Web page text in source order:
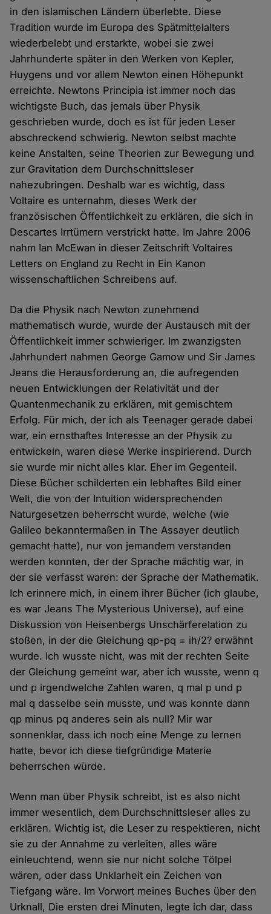
in den islamischen Ländern überlebte. Diese
Tradition wurde im Europa des Spätmittelalters
wiederbelebt und erstarkte, wobei sie zwei
Jahrhunderte später in den Werken von Kepler,
Huygens und vor allem Newton einen Höhepunkt
erreichte. Newtons Principia ist immer noch das
wichtigste Buch, das jemals über Physik
geschrieben wurde, doch es ist für jeden Leser
abschreckend schwierig. Newton selbst machte
keine Anstalten, seine Theorien zur Bewegung und
zur Gravitation dem Durchschnittsleser
nahezubringen. Deshalb war es wichtig, dass
Voltaire es unternahm, dieses Werk der
französischen Öffentlichkeit zu erklären, die sich in
Descartes Irrtümern verstrickt hatte. Im Jahre 2006
nahm Ian McEwan in dieser Zeitschrift Voltaires
Letters on England zu Recht in Ein Kanon
wissenschaftlichen Schreibens auf.
Da die Physik nach Newton zunehmend
mathematisch wurde, wurde der Austausch mit der
Öffentlichkeit immer schwieriger. Im zwanzigsten
Jahrhundert nahmen George Gamow und Sir James
Jeans die Herausforderung an, die aufregenden
neuen Entwicklungen der Relativität und der
Quantenmechanik zu erklären, mit gemischtem
Erfolg. Für mich, der ich als Teenager gerade dabei
war, ein ernsthaftes Interesse an der Physik zu
entwickeln, waren diese Werke inspirierend. Durch
sie wurde mir nicht alles klar. Eher im Gegenteil.
Diese Bücher schilderten ein lebhaftes Bild einer
Welt, die von der Intuition widersprechenden
Naturgesetzen beherrscht wurde, welche (wie
Galileo bekanntermaßen in The Assayer deutlich
gemacht hatte), nur von jemandem verstanden
werden konnten, der der Sprache mächtig war, in
der sie verfasst waren: der Sprache der Mathematik.
Ich erinnere mich, in einem ihrer Bücher (ich glaube,
es war Jeans The Mysterious Universe), auf eine
Diskussion von Heisenbergs Unschärferelation zu
stoßen, in der die Gleichung qp-pq = ih/2? erwähnt
wurde. Ich wusste nicht, was mit der rechten Seite
der Gleichung gemeint war, aber ich wusste, wenn q
und p irgendwelche Zahlen waren, q mal p und p
mal q dasselbe sein musste, und was konnte dann
qp minus pq anderes sein als null? Mir war
sonnenklar, dass ich noch eine Menge zu lernen
hatte, bevor ich diese tiefgründige Materie
beherrschen würde.
Wenn man über Physik schreibt, ist es also nicht
immer wesentlich, dem Durchschnittsleser alles zu
erklären. Wichtig ist, die Leser zu respektieren, nicht
sie zu der Annahme zu verleiten, alles wäre
einleuchtend, wenn sie nur nicht solche Tölpel
wären, oder dass Unklarheit ein Zeichen von
Tiefgang wäre. Im Vorwort meines Buches über den
Urknall, Die ersten drei Minuten, legte ich dar, dass